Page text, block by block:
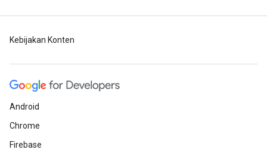
Kebijakan Konten
Android
Chrome
Firebase